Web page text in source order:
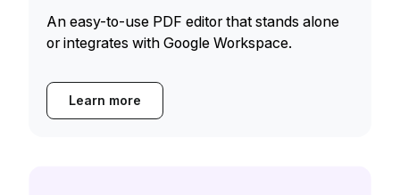
An easy-to-use PDF editor that stands alone
or integrates with Google Workspace.
Learn more